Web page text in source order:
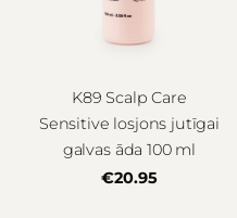
K89 Scalp Care
Sensitive losjons jutīgai
galvas āda 100 ml
€20.95